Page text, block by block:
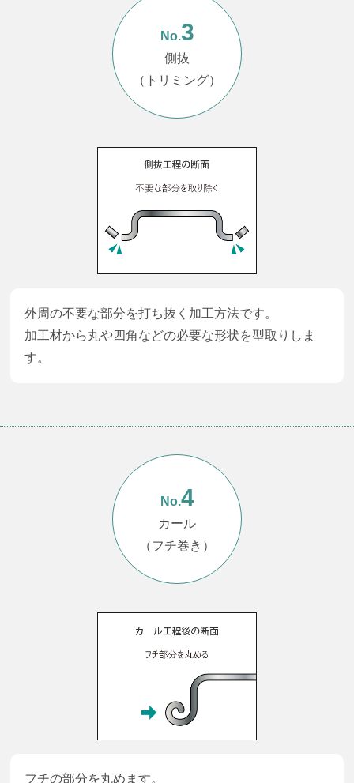
No.3
側抜
（トリミング）
外周の不要な部分を打ち抜く加工方法です。
加工材から丸や四角などの必要な形状を型取りしま
す。
No.4
カール
（フチ巻き）
フチの部分を丸めます。